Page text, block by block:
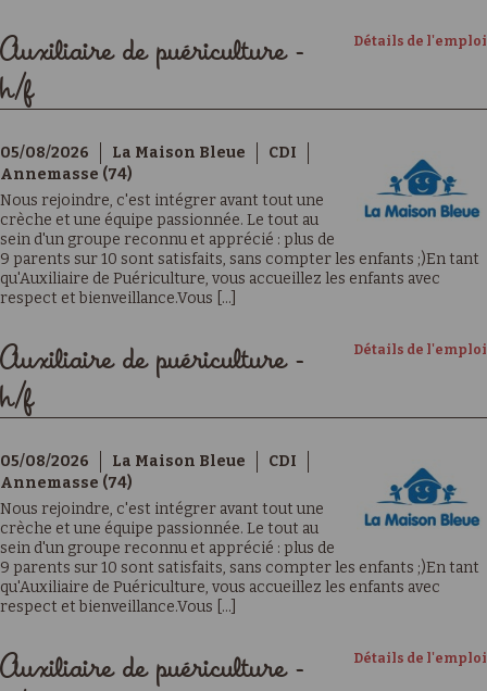
Détails de l'emploi
Auxiliaire de puériculture -
h/f
05/08/2026 La Maison Bleue
CDI
Annemasse (74)
Nous rejoindre, c'est intégrer avant tout une
crèche et une équipe passionnée. Le tout au
sein d'un groupe reconnu et apprécié : plus de
9 parents sur 10 sont satisfaits, sans compter les enfants ;)En tant
qu'Auxiliaire de Puériculture, vous accueillez les enfants avec
respect et bienveillance.Vous [...]
Détails de l'emploi
Auxiliaire de puériculture -
h/f
05/08/2026 La Maison Bleue
CDI
Annemasse (74)
Nous rejoindre, c'est intégrer avant tout une
crèche et une équipe passionnée. Le tout au
sein d'un groupe reconnu et apprécié : plus de
9 parents sur 10 sont satisfaits, sans compter les enfants ;)En tant
qu'Auxiliaire de Puériculture, vous accueillez les enfants avec
respect et bienveillance.Vous [...]
Détails de l'emploi
Auxiliaire de puériculture -